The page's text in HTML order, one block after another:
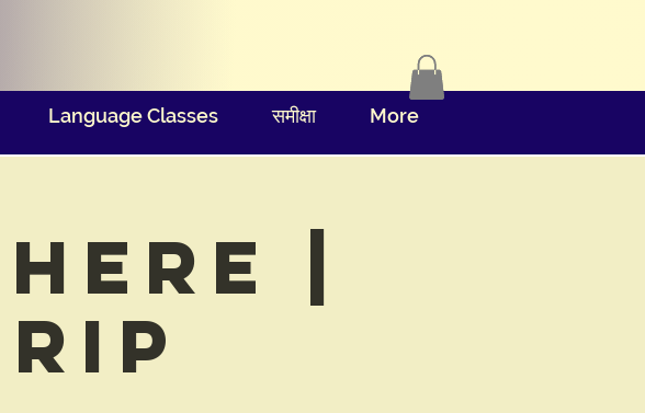
Language Classes समीक्षा More
|